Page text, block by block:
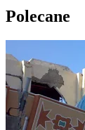
Polecane